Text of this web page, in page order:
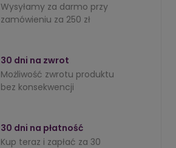
Wysyłamy za darmo przy
zamówieniu za 250 zł
30 dni na zwrot
Możliwość zwrotu produktu
bez konsekwencji
30 dni na płatność
Kup teraz i zapłać za 30